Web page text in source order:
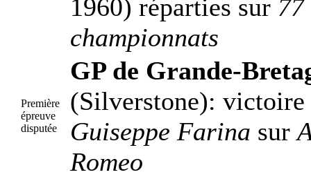
1960) réparties sur 77
championnats
Première
épreuve
disputée
GP de Grande-
(Silverstone): victoire
Guiseppe Farina sur
Romeo